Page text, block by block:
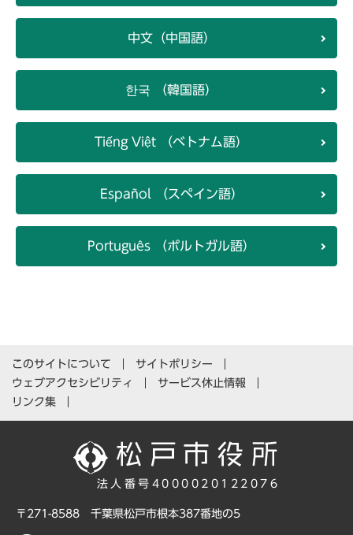
中文（中国語）
한국 （韓国語）
Tiếng Việt （ベトナム語）
Español （スペイン語）
Português （ポルトガル語）
このサイトについて
サイトポリシー
ウェブアクセシビリティ
サービス休止情報
リンク集
法人番号4000020122076
〒271-8588 千葉県松戸市根本387番地の5